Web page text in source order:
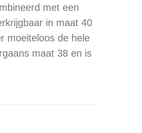
met een
in maat 40
moeiteloos de hele
maat 38 en is